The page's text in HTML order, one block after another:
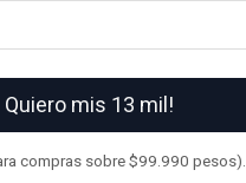
Quiero mis 13 mil!
compras sobre $99.990 pesos).